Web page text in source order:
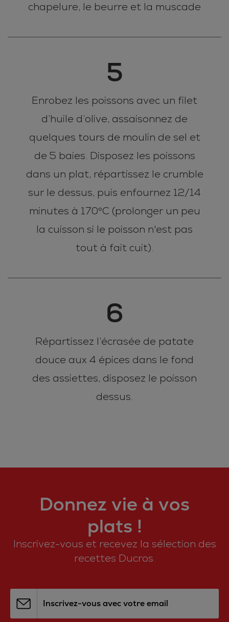
chapelure, le beurre et la muscade
5
Enrobez les poissons avec un filet
d’huile d’olive, assaisonnez de
quelques tours de moulin de sel et
de 5 baies. Disposez les poissons
dans un plat, répartissez le crumble
sur le dessus, puis enfournez 12/14
minutes à 170°C (prolonger un peu
la cuisson si le poisson n'est pas
tout à fait cuit).
6
Répartissez l’écrasée de patate
douce aux 4 épices dans le fond
des assiettes, disposez le poisson
dessus.
Donnez vie à vos
plats !
Inscrivez-vous et recevez la sélection des
recettes Ducros.
Inscrivez-vous avec votre email